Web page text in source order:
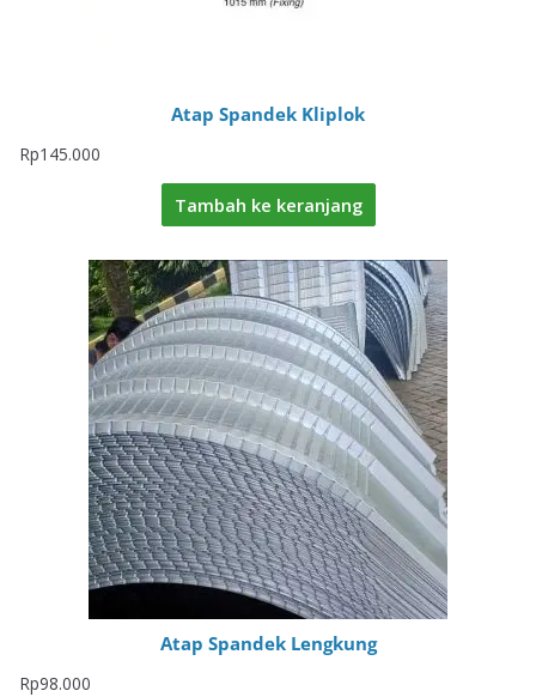
Atap Spandek Kliplok
Rp145.000
Tambah ke keranjang
Atap Spandek Lengkung
Rp98.000